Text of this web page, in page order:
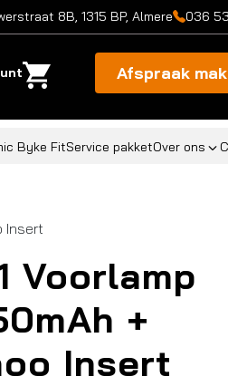
8B, 1315 BP, Almere 036
Afspraak
Byke FitService pakketOver ons
Insert
Voorlamp
+
Insert